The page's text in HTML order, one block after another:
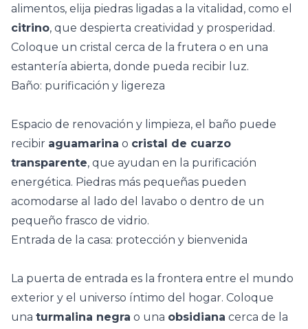
alimentos, elija piedras ligadas a la vitalidad, como el
citrino, que despierta creatividad y prosperidad.
Coloque un cristal cerca de la frutera o en una
estantería abierta, donde pueda recibir luz.
Baño: purificación y ligereza
Espacio de renovación y limpieza, el baño puede
recibir aguamarina o cristal de cuarzo
transparente, que ayudan en la purificación
energética. Piedras más pequeñas pueden
acomodarse al lado del lavabo o dentro de un
pequeño frasco de vidrio.
Entrada de la casa: protección y bienvenida
La puerta de entrada es la frontera entre el mundo
exterior y el universo íntimo del hogar. Coloque
una turmalina negra o una obsidiana cerca de la